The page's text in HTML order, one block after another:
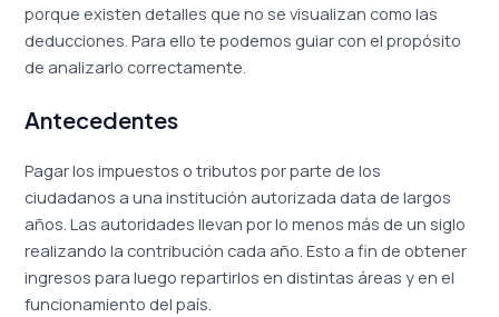
porque existen detalles que no se visualizan como las
deducciones. Para ello te podemos guiar con el propósito
de analizarlo correctamente.
Antecedentes
Pagar los impuestos o tributos por parte de los
ciudadanos a una institución autorizada data de largos
años. Las autoridades llevan por lo menos más de un siglo
realizando la contribución cada año. Esto a fin de obtener
ingresos para luego repartirlos en distintas áreas y en el
funcionamiento del país.